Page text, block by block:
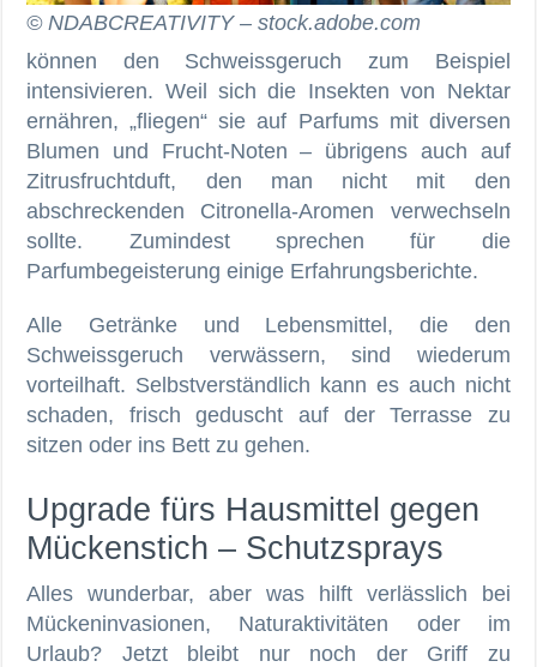
© NDABCREATIVITY – stock.adobe.com
können den Schweissgeruch zum Beispiel
intensivieren. Weil sich die Insekten von Nektar
ernähren, „fliegen“ sie auf Parfums mit diversen
Blumen und Frucht-Noten – übrigens auch auf
Zitrusfruchtduft, den man nicht mit den
abschreckenden Citronella-Aromen verwechseln
sollte. Zumindest sprechen für die
Parfumbegeisterung einige Erfahrungsberichte.
Alle Getränke und Lebensmittel, die den
Schweissgeruch verwässern, sind wiederum
vorteilhaft. Selbstverständlich kann es auch nicht
schaden, frisch geduscht auf der Terrasse zu
sitzen oder ins Bett zu gehen.
Upgrade fürs Hausmittel gegen
Mückenstich – Schutzsprays
Alles wunderbar, aber was hilft verlässlich bei
Mückeninvasionen, Naturaktivitäten oder im
Urlaub? Jetzt bleibt nur noch der Griff zu